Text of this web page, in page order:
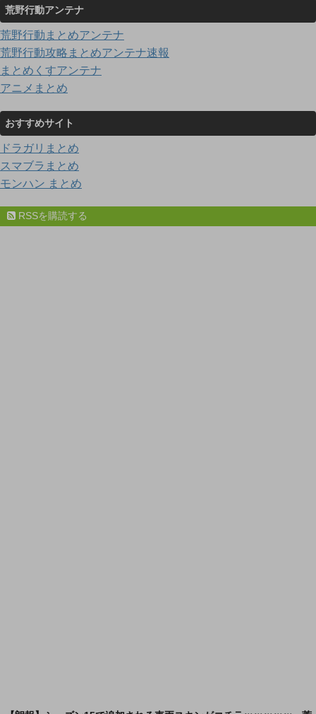
荒野行動アンテナ
荒野行動まとめアンテナ
荒野行動攻略まとめアンテナ速報
まとめくすアンテナ
アニメまとめ
おすすめサイト
ドラガリまとめ
スマブラまとめ
モンハン まとめ
RSSを購読する